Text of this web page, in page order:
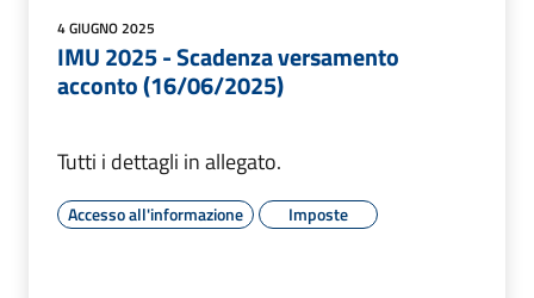
4 GIUGNO 2025
IMU 2025 - Scadenza versamento
acconto (16/06/2025)
Tutti i dettagli in allegato.
Accesso all'informazione Imposte